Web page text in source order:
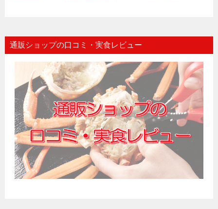
通販ショップの口コミ・実食レビュー